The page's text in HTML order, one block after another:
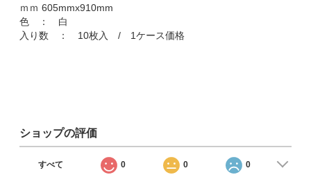
ｍｍ 605mmx910mm
色 ： 白
入り数 ： 10枚入 / 1ケース価格
ショップの評価
すべて 0 0 0